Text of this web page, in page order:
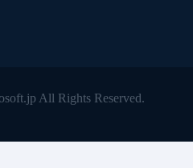
All Rights Reserved.